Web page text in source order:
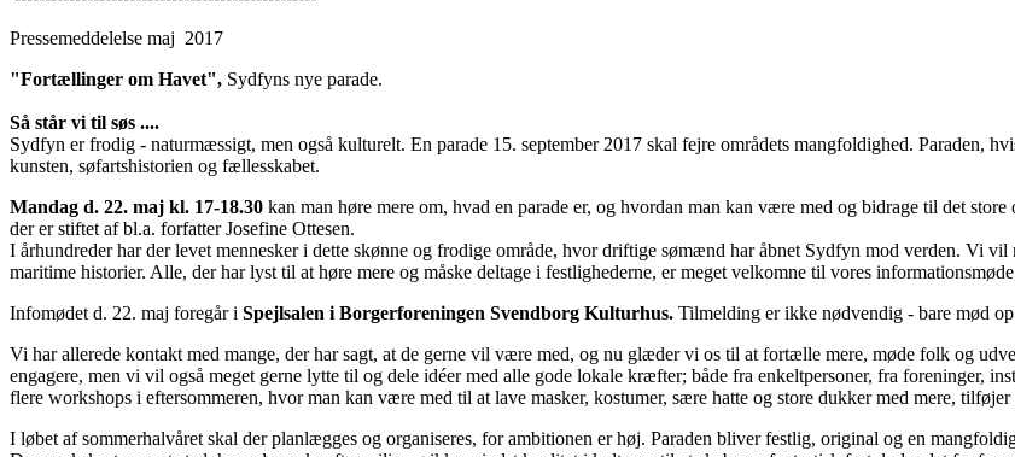
Pressemeddelelse maj 2017
"Fortællinger om Havet", Sydfyns nye parade.
Så står vi til søs ....
Sydfyn er frodig - naturmæssigt, men også kulturelt. En parade 15. september 2017 skal fejre områdets mangfoldighed. Paraden,
kunsten, søfartshistorien og fællesskabet.
Mandag d. 22. maj kl. 17-18.30 kan man høre mere om, hvad en parade er, og hvordan man kan være med og bidrage til det
der er stiftet af bl.a. forfatter Josefine Ottesen.
I århundreder har der levet mennesker i dette skønne og frodige område, hvor driftige sømænd har åbnet Sydfyn mod verden. Vi
maritime historier. Alle, der har lyst til at høre mere og måske deltage i festlighederne, er meget velkomne til vores
Infomødet d. 22. maj foregår i Spejlsalen i Borgerforeningen Svendborg Kulturhus. Tilmelding er ikke nødvendig - bare mød
Vi har allerede kontakt med mange, der har sagt, at de gerne vil være med, og nu glæder vi os til at fortælle mere, møde folk og
engagere, men vi vil også meget gerne lytte til og dele idéer med alle gode lokale kræfter; både fra enkeltpersoner, fra foreninger,
flere workshops i eftersommeren, hvor man kan være med til at lave masker, kostumer, sære hatte og store dukker med mere, tilføjer
I løbet af sommerhalvåret skal der planlægges og organiseres, for ambitionen er høj. Paraden bliver festlig, original og en